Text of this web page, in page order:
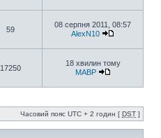
59
08 серпня 2011, 08:57
AlexN10
17250
18 хвилин тому
MABP
Часовий пояс UTC + 2 годин [ DST ]